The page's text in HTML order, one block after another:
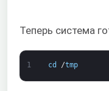
Теперь система
1 cd /tmp